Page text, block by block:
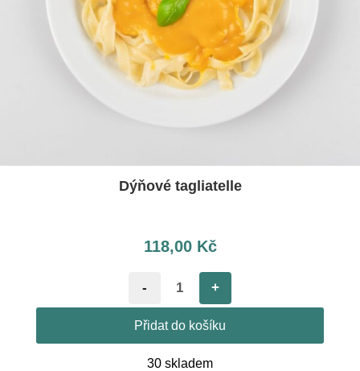
Dýňové tagliatelle
118,00 Kč
- +
Přidat do košíku
30 skladem